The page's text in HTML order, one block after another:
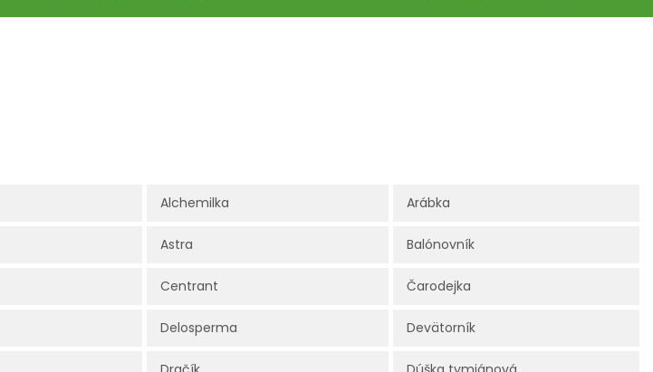
Alchemilka Arábka
Astra Balónovník
Centrant Čarodejka
Delosperma Devätorník